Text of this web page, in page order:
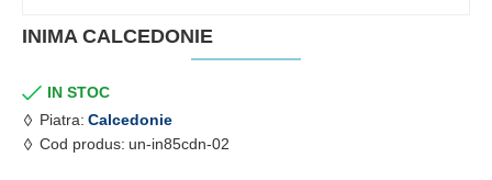
INIMA CALCEDONIE
IN STOC
Piatra: Calcedonie
Cod produs: un-in85cdn-02